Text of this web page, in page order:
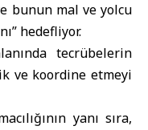
bunun mal ve yolcu
hedefliyor.
tecrübelerin
ve koordine etmeyi
yanı sıra,